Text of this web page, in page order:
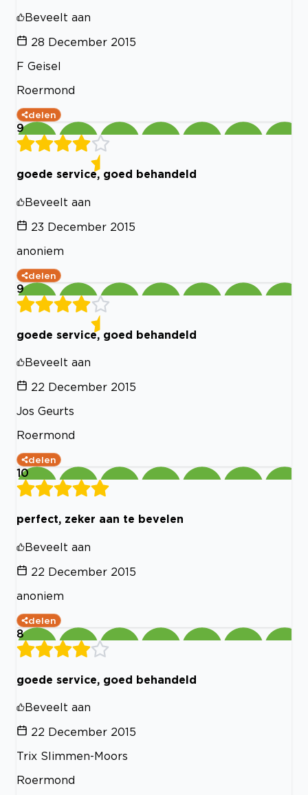
Beveelt aan
28 December 2015
F Geisel
Roermond
delen
9
goede service, goed behandeld
Beveelt aan
23 December 2015
anoniem
delen
9
goede service, goed behandeld
Beveelt aan
22 December 2015
Jos Geurts
Roermond
delen
10
perfect, zeker aan te bevelen
Beveelt aan
22 December 2015
anoniem
delen
8
goede service, goed behandeld
Beveelt aan
22 December 2015
Trix Slimmen-Moors
Roermond